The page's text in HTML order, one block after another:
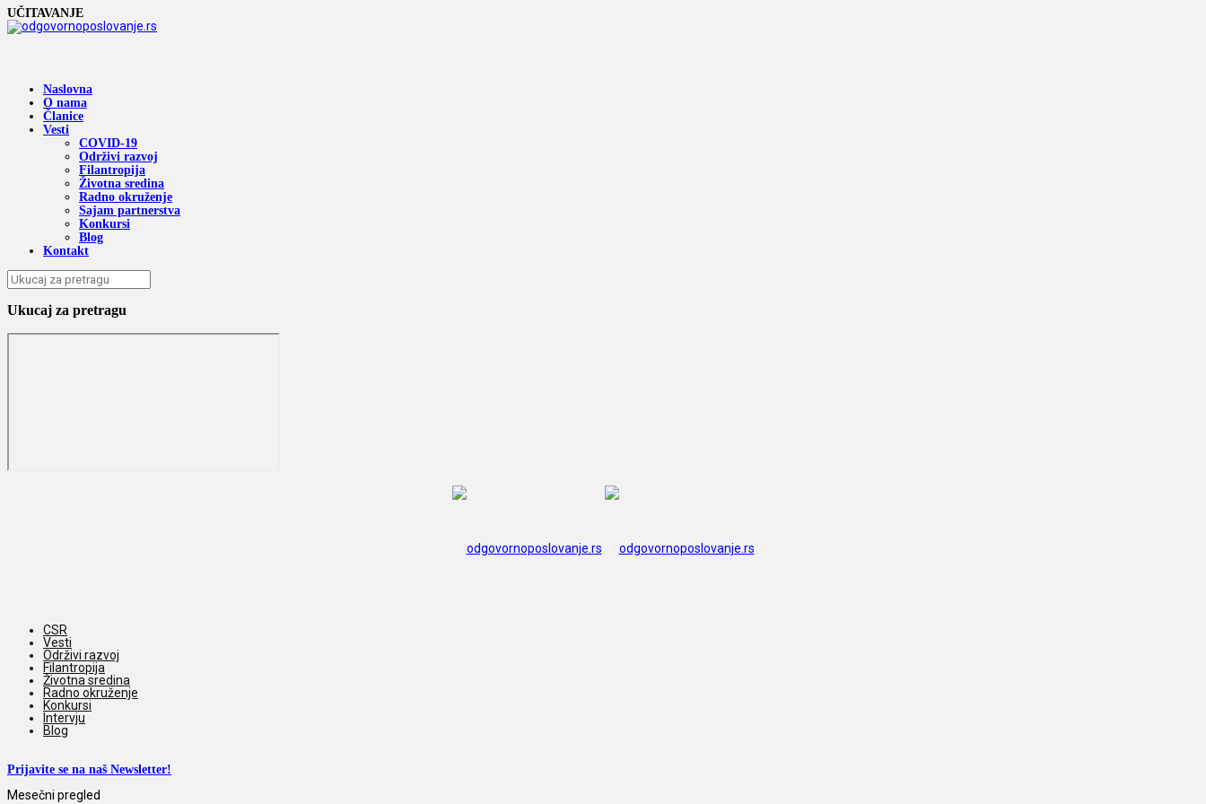
UČITAVANJE
Naslovna
O nama
Članice
Vesti
COVID-19
Održivi razvoj
Filantropija
Životna sredina
Radno okruženje
Sajam partnerstva
Konkursi
Blog
Kontakt
Ukucaj za pretragu
CSR
Vesti
Održivi razvoj
Filantropija
Životna sredina
Radno okruženje
Konkursi
Intervju
Blog
Prijavite se na naš Newsletter!
Mesečni pregled